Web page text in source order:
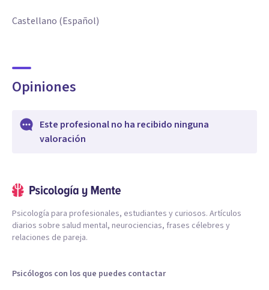
Castellano (Español)
Opiniones
Este profesional no ha recibido ninguna
valoración
Psicología para profesionales, estudiantes y curiosos. Artículos
diarios sobre salud mental, neurociencias, frases célebres y
relaciones de pareja.
Psicólogos con los que puedes contactar